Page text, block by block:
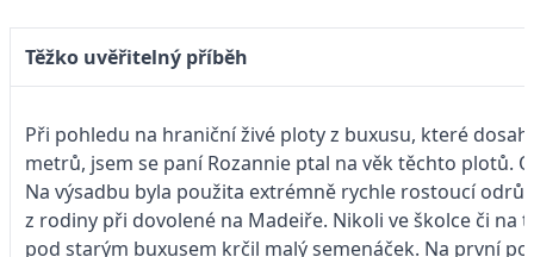
Těžko uvěřitelný příběh
Při pohledu na hraniční živé ploty z buxusu, které
metrů, jsem se paní Rozannie ptal na věk těchto plotů.
Na výsadbu byla použita extrémně rychle rostoucí
z rodiny při dovolené na Madeiře. Nikoli ve školce či na
pod starým buxusem krčil malý semenáček. Na první